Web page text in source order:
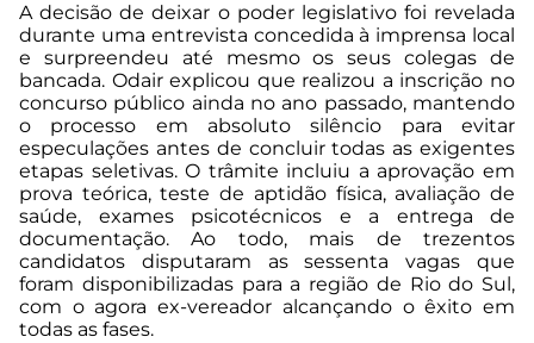
A decisão de deixar o poder legislativo foi revelada
durante uma entrevista concedida à imprensa local
e surpreendeu até mesmo os seus colegas de
bancada. Odair explicou que realizou a inscrição no
concurso público ainda no ano passado, mantendo
o processo em absoluto silêncio para evitar
especulações antes de concluir todas as exigentes
etapas seletivas. O trâmite incluiu a aprovação em
prova teórica, teste de aptidão física, avaliação de
saúde, exames psicotécnicos e a entrega de
documentação. Ao todo, mais de trezentos
candidatos disputaram as sessenta vagas que
foram disponibilizadas para a região de Rio do Sul,
com o agora ex-vereador alcançando o êxito em
todas as fases.